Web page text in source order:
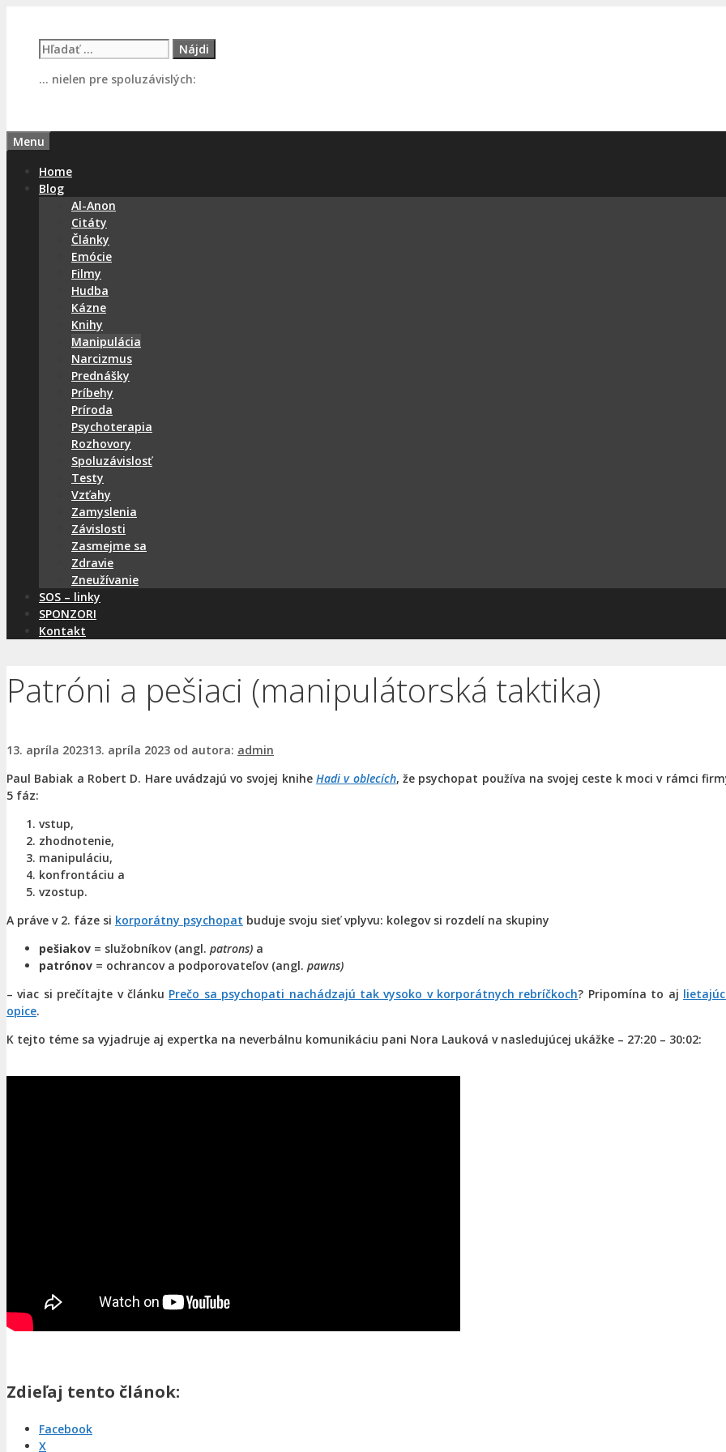
Hľadať:
… nielen pre spoluzávislých:
Menu
Home
Blog
Al-Anon
Citáty
Články
Emócie
Filmy
Hudba
Kázne
Knihy
Manipulácia
Narcizmus
Prednášky
Príbehy
Príroda
Psychoterapia
Rozhovory
Spoluzávislosť
Testy
Vzťahy
Zamyslenia
Závislosti
Zasmejme sa
Zdravie
Zneužívanie
SOS – linky
SPONZORI
Kontakt
Patróni a pešiaci (manipulátorská taktika)
13. apríla 202313. apríla 2023 od autora: admin
Paul Babiak a Robert D. Hare uvádzajú vo svojej kniheHadi v oblecích, že psychopat používa na svojej ceste k moci v rámci
5 fáz:
vstup,
zhodnotenie,
manipuláciu,
konfrontáciu a
vzostup.
A práve v 2. fáze si korporátny psychopat buduje svoju sieť vplyvu: kolegov si rozdelí na skupiny
pešiakov = služobníkov (angl. patrons) a
patrónov = ochrancov a podporovateľov (angl. pawns)
– viac si prečítajte v článku Prečo sa psychopati nachádzajú tak vysoko v korporátnych rebríčkoch? Pripomína to aj
opice.
K tejto téme sa vyjadruje aj expertka na neverbálnu komunikáciu pani Nora Lauková v nasledujúcej ukážke – 27:20 – 30:02:
Zdieľaj tento článok:
Facebook
X